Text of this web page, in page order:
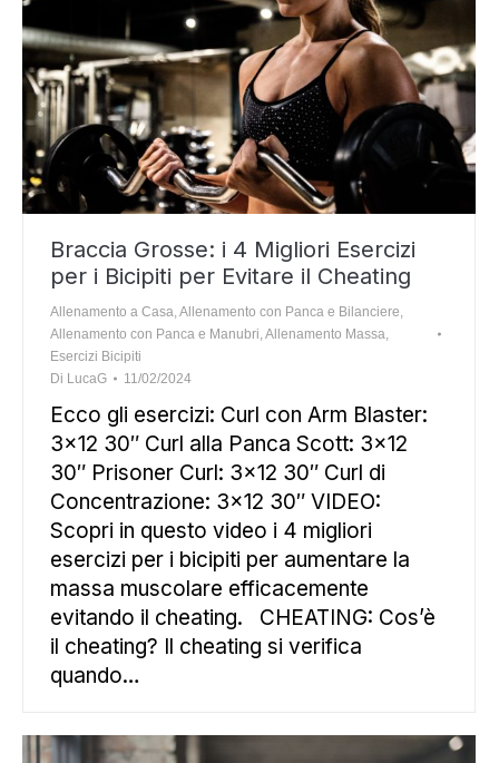
Braccia Grosse: i 4 Migliori Esercizi
per i Bicipiti per Evitare il Cheating
Allenamento a Casa,Allenamento con Panca e Bilanciere,
Allenamento con Panca e Manubri,Allenamento Massa,
Esercizi Bicipiti
Di LucaG 11/02/2024
Ecco gli esercizi: Curl con Arm Blaster:
3×12 30″ Curl alla Panca Scott: 3×12
30″ Prisoner Curl: 3×12 30″ Curl di
Concentrazione: 3×12 30″ VIDEO:
Scopri in questo video i 4 migliori
esercizi per i bicipiti per aumentare la
massa muscolare efficacemente
evitando il cheating. CHEATING: Cos’è
il cheating? Il cheating si verifica
quando…